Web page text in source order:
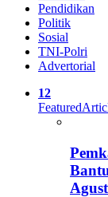
Pendidikan
Politik
Sosial
TNI-Polri
Advertorial
12
Featured